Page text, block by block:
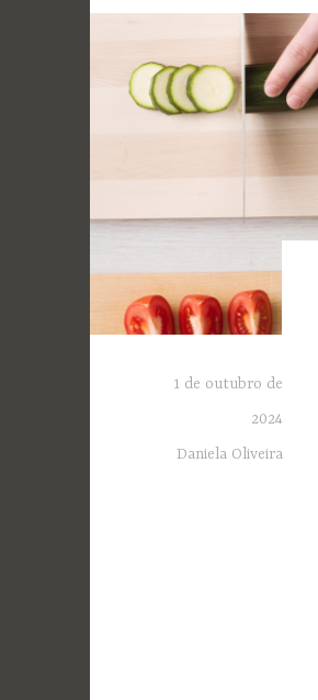
1 de outubro de
2024
Daniela Oliveira